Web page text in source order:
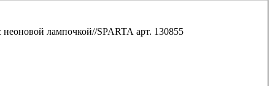
лампочкой//SPARTA арт. 130855